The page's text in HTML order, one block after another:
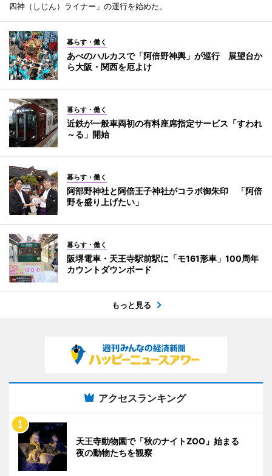
四神（しじん）ライナー」の運行を始めた。
暮らす・働く
あべのハルカスで「阿倍野神輿」が巡行 展望台か
ら大阪・関西を厄よけ
暮らす・働く
近鉄が一般車両初の有料座席指定サービス「すわれ
～る」開始
暮らす・働く
阿部野神社と阿倍王子神社がコラボ御朱印 「阿倍
野を盛り上げたい」
暮らす・働く
阪堺電車・天王寺駅前駅に「モ161形車」100周年
カウントダウンボード
もっと見る
アクセスランキング
天王寺動物園で「秋のナイトZOO」始まる
夜の動物たちを観察